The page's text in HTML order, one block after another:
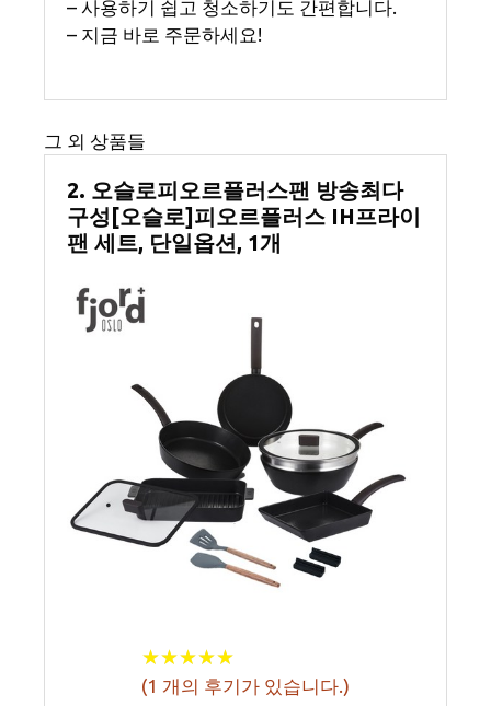
– 사용하기 쉽고 청소하기도 간편합니다.
– 지금 바로 주문하세요!
그 외 상품들
2. 오슬로피오르플러스팬 방송최다
구성[오슬로]피오르플러스 IH프라이
팬 세트, 단일옵션, 1개
★★★★★
★★★★★
(1 개의 후기가 있습니다.)